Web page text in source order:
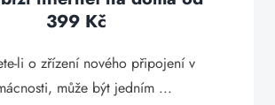
399 Kč
li o zřízení nového připojení v
může být jedním ...